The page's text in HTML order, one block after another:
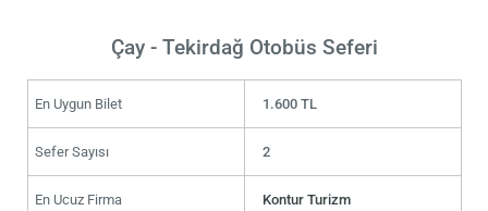
Çay - Tekirdağ Otobüs Seferi
En Uygun Bilet 1.600 TL
Sefer Sayısı 2
En Ucuz Firma Kontur Turizm